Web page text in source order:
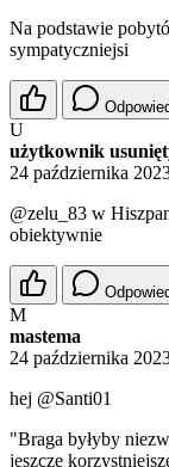
Na podstawie
sympatyczniejsi
U
użytkownik
24 października
@zelu_83 w
obiektywnie
M
mastema
24 października
hej @Santi01
"Braga byłyby
jeszcze